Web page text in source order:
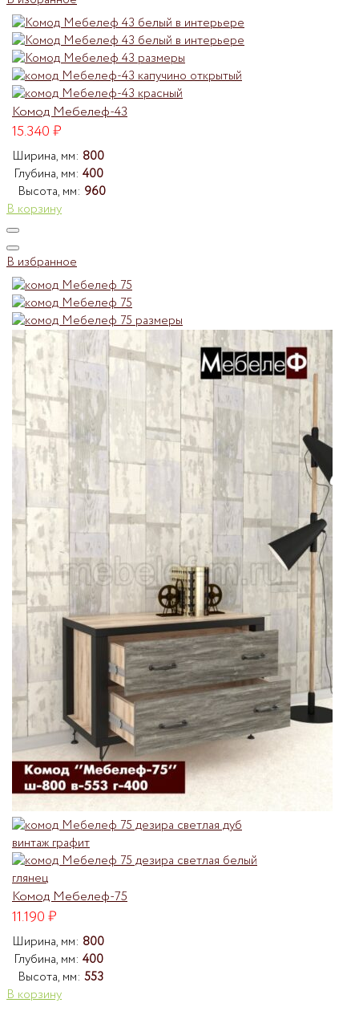
Комод Мебелеф-43
15.340₽
Ширина, мм: 800
Глубина, мм: 400
Высота, мм: 960
В корзину
В избранное
Комод Мебелеф-75
11.190₽
Ширина, мм: 800
Глубина, мм: 400
Высота, мм: 553
В корзину